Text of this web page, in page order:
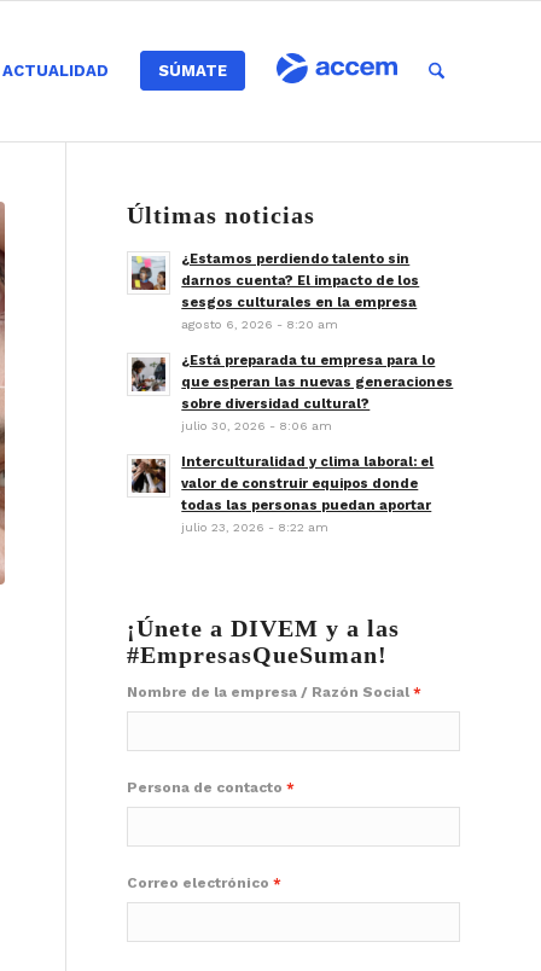
ACTUALIDAD SÚMATE
Últimas noticias
¿Estamos perdiendo talento sin
darnos cuenta? El impacto de los
sesgos culturales en la empresa
agosto 6, 2026 - 8:20 am
¿Está preparada tu empresa para lo
que esperan las nuevas generaciones
sobre diversidad cultural?
julio 30, 2026 - 8:06 am
Interculturalidad y clima laboral: el
valor de construir equipos donde
todas las personas puedan aportar
julio 23, 2026 - 8:22 am
¡Únete a DIVEM y a las
#EmpresasQueSuman!
Nombre de la empresa / Razón Social
Persona de contacto
Correo electrónico